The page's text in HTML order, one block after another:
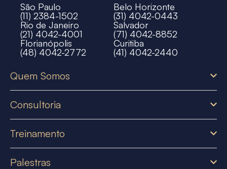
São Paulo
(11) 2384-1502
Belo Horizonte
(31) 4042-0443
Rio de Janeiro
(21) 4042-4001
Salvador
(71) 4042-8852
Florianópolis
(48) 4042-2772
Curitiba
(41) 4042-2440
Quem Somos
Consultoria
Treinamento
Palestras